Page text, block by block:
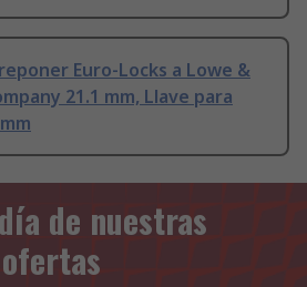
Euro-Locks a Lowe &
21.1 mm, Llave para
de nuestras